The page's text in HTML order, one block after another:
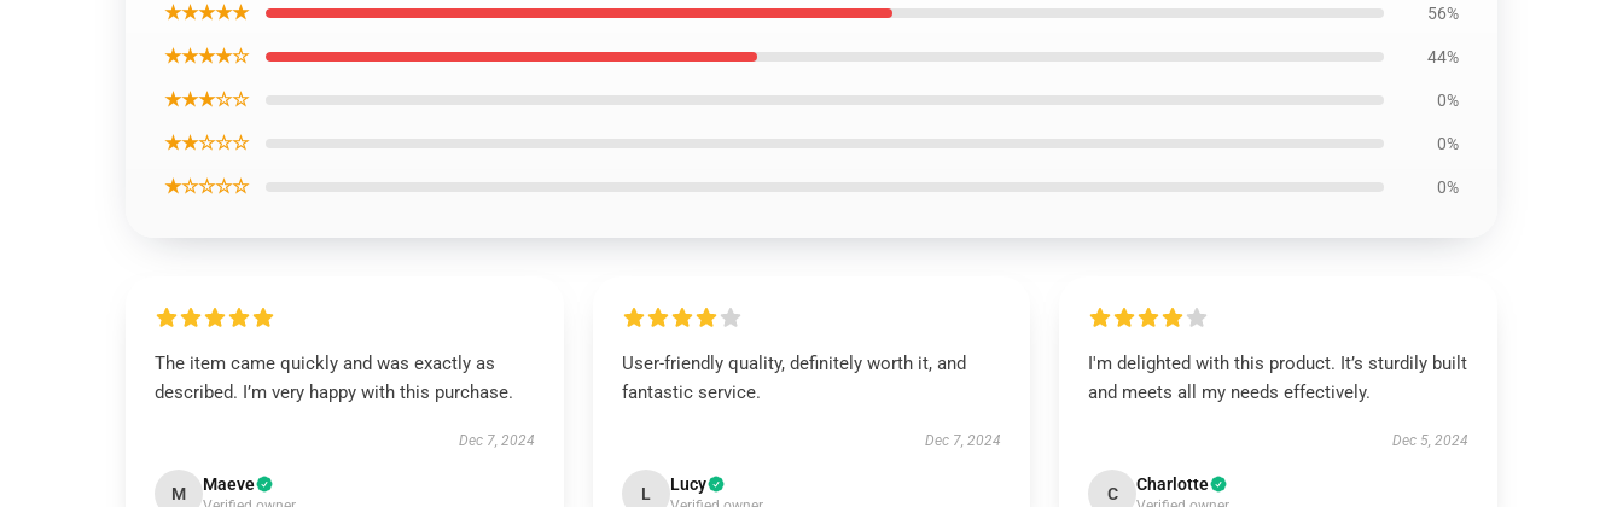
★★★★★ 56%
★★★★☆ 44%
★★★☆☆ 0%
★★☆☆☆ 0%
★☆☆☆☆ 0%
The item came quickly and was exactly as
described. I’m very happy with this purchase.
Dec 7, 2024
M Maeve
User-friendly quality, definitely worth it, and
fantastic service.
Dec 7, 2024
L Lucy
I'm delighted with this product. It’s sturdily built
and meets all my needs effectively.
Dec 5, 2024
C Charlotte